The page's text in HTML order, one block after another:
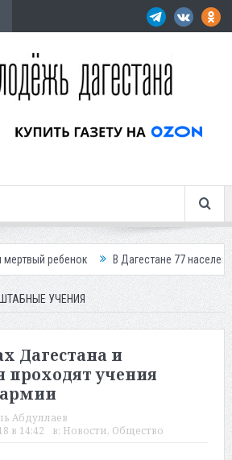
В Дагестане 77 населенных
УЧЕНИЯ
Дагестана и
проходят учения
Абдуллаев
в 14:42 в: Новости, Общество